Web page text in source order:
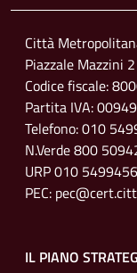
Città
Piazzale Mazzini
Codice fiscale:
Partita IVA:
Telefono: 010
N.Verde 800
URP 010 5499456
PEC:
IL PIANO